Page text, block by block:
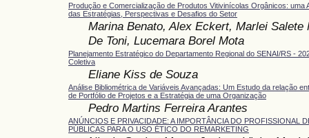
Produção e Comercialização de Produtos Vitivinícolas Orgânicos: uma
das Estratégias, Perspectivas e Desafios do Setor
Marina Benato, Alex Eckert, Marlei Salete
De Toni, Lucemara Borel Mota
Planejamento Estratégico do Departamento Regional do SENAI/RS -
Coletiva
Eliane Kiss de Souza
Análise Bibliométrica de Variáveis Avançadas: Um Estudo da relação
de Portfólio de Projetos e a Estratégia de uma Organização
Pedro Martins Ferreira Arantes
ANÚNCIOS E PRIVACIDADE: A IMPORTÂNCIA DO PROFISSIONAL
PÚBLICAS PARA O USO ÉTICO DO REMARKETING